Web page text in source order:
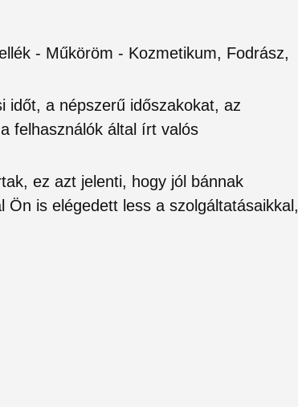
- Műköröm - Kozmetikum, Fodrász,
a népszerű időszakokat, az
felhasználók által írt valós
ez azt jelenti, hogy jól bánnak
Ön is elégedett less a szolgáltatásaikkal,